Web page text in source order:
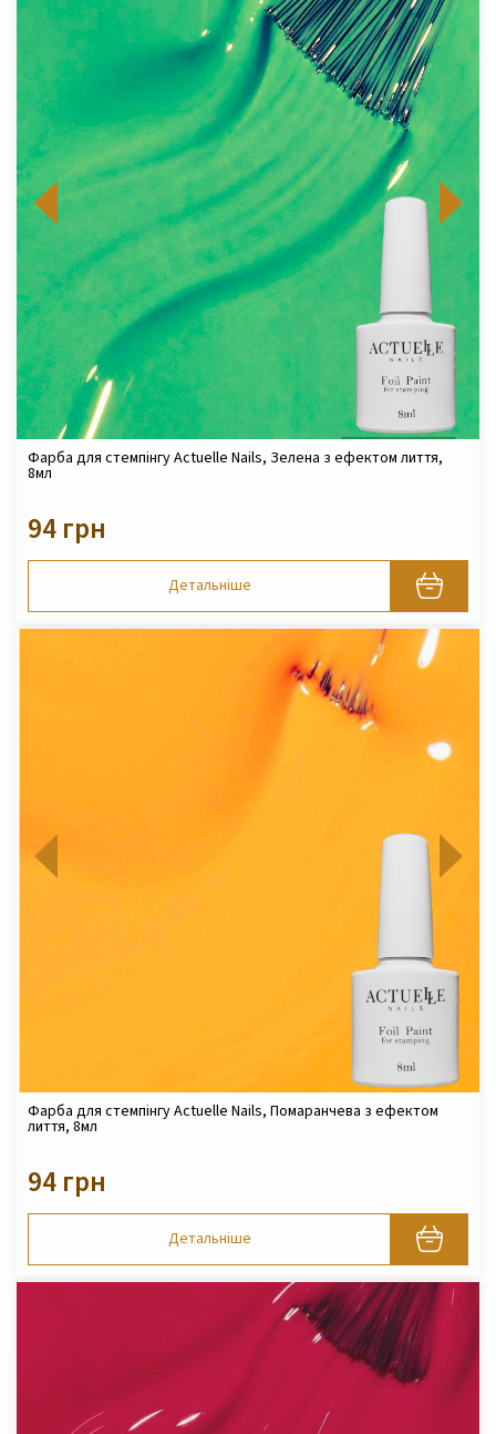
Фарба для стемпінгу Actuelle Nails, Зелена з ефектом лиття,
8мл
94 грн
Детальніше
Фарба для стемпінгу Actuelle Nails, Помаранчева з ефектом
лиття, 8мл
94 грн
Детальніше